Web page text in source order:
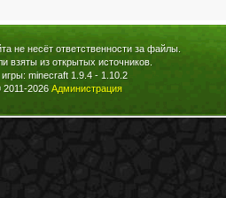
не несёт ответственности за файлы.
взяты из открытых источников.
minecraft 1.9.4 - 1.10.2
2026 Администрация